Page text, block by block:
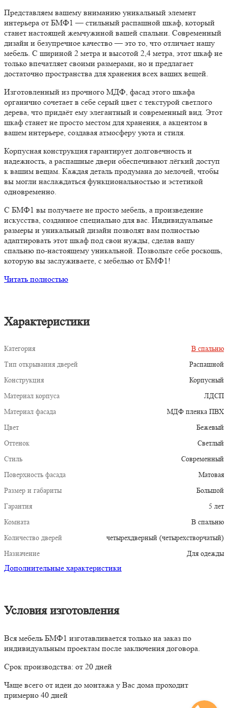
Представляем вашему вниманию уникальный элемент
интерьера от БМФ1 — стильный распашной шкаф, который
станет настоящей жемчужиной вашей спальни. Современный
дизайн и безупречное качество — это то, что отличает нашу
мебель. С шириной 2 метра и высотой 2,4 метра, этот шкаф не
только впечатляет своими размерами, но и предлагает
достаточно пространства для хранения всех ваших вещей.
Изготовленный из прочного МДФ, фасад этого шкафа
органично сочетает в себе серый цвет с текстурой светлого
дерева, что придаёт ему элегантный и современный вид. Этот
шкаф станет не просто местом для хранения, а акцентом в
вашем интерьере, создавая атмосферу уюта и стиля.
Корпусная конструкция гарантирует долговечность и
надежность, а распашные двери обеспечивают лёгкий доступ
к вашим вещам. Каждая деталь продумана до мелочей, чтобы
вы могли наслаждаться функциональностью и эстетикой
одновременно.
С БМФ1 вы получаете не просто мебель, а произведение
искусства, созданное специально для вас. Индивидуальные
размеры и уникальный дизайн позволят вам полностью
адаптировать этот шкаф под свои нужды, сделав вашу
спальню по-настоящему уникальной. Позвольте себе роскошь,
которую вы заслуживаете, с мебелью от БМФ1!
Читать полностью
Характеристики
Категория
В спальню
Тип открывания дверей
Распашной
Конструкция
Корпусный
Материал корпуса
ЛДСП
Материал фасада
МДФ пленка ПВХ
Цвет
Бежевый
Оттенок
Светлый
Стиль
Современный
Поверхность фасада
Матовая
Размер и габариты
Большой
Гарантия
5 лет
Комната
В спальню
Количество дверей
четырехдверный (четырехстворчатый)
Назначение
Для одежды
Дополнительные характеристики
Условия изготовления
Вся мебель БМФ1 изготавливается только на заказ по
индивидуальным проектам после заключения договора.
Срок производства: от 20 дней
Чаще всего от идеи до монтажа у Вас дома проходит
примерно 40 дней